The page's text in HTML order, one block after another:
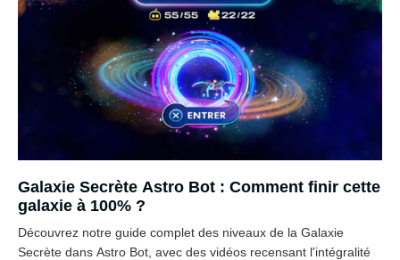
Galaxie Secrète Astro Bot : Comment finir cette
galaxie à 100% ?
Découvrez notre guide complet des niveaux de la Galaxie
Secrète dans Astro Bot, avec des vidéos recensant l'intégralité